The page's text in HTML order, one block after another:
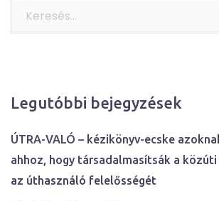
Legutóbbi bejegyzések
ÚTRA-VALÓ – kézikönyv-ecske
ahhoz, hogy társadalmasítsák a
az úthasználó felelősségét